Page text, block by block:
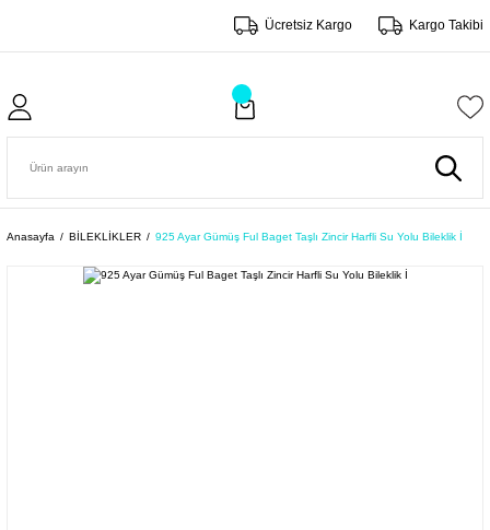
Ücretsiz Kargo Kargo Takibi
Anasayfa BİLEKLİKLER 925 Ayar Gümüş Ful Baget Taşlı Zincir Harfli Su Yolu Bileklik İ